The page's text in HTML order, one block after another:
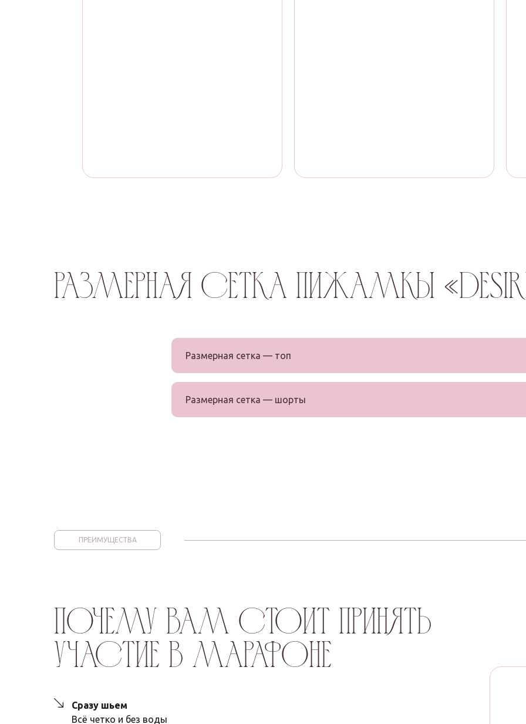
размерная сетка пижамкы
Размерная сетка — топ
Размерная сетка — шорты
почему вам стоит принять
участие в марафоне
Сразу шьем
Всё четко и без воды
ПРЕИМУЩЕСТВА